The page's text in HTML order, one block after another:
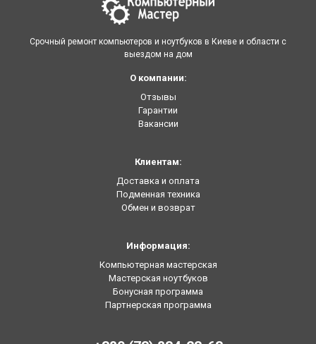
Срочный ремонт компьютеров и ноутбуков в Киеве и области с
выездом на дом
О компании:
Отзывы
Гарантии
Вакансии
Клиентам:
Доставка и оплата
Подменная техника
Обмен и возврат
Информация:
Компьютерная мастерская
Мастерская ноутбуков
Бонусная программа
Партнерская программа